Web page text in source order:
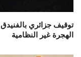
توقيف جزائري
الهجرة غير النظامية